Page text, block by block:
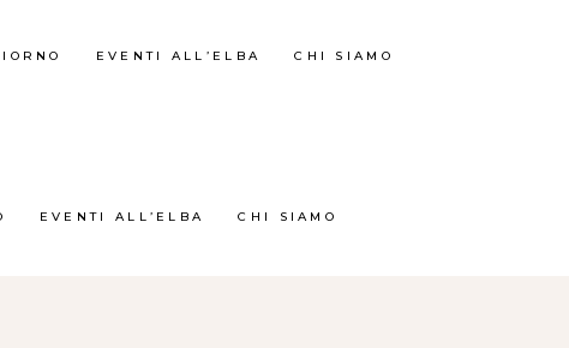
EVENTI ALL’ELBA CHI SIAMO
EVENTI ALL’ELBA CHI SIAMO